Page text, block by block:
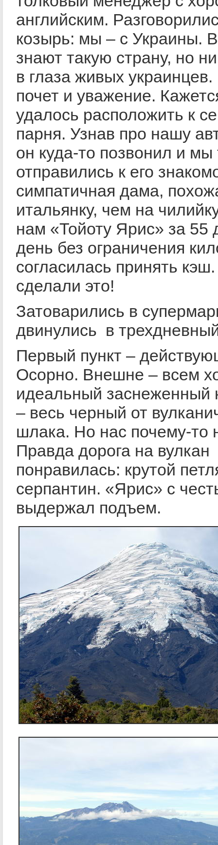
английским.
козырь: мы – с Украины.
знают такую страну, но
в глаза живых
почет и уважение.
удалось расположить к
парня. Узнав про нашу
он куда-то позвонил и мы
отправились к его
симпатичная дама,
итальянку, чем на
нам «Тойоту Ярис» за 55
день без ограничения
согласилась принять
сделали это!
Затоварились в
двинулись в
Первый пункт –
Осорно. Внешне – всем
идеальный заснеженный
– весь черный от
шлака. Но нас почему-то
Правда дорога на вулкан
понравилась: крутой
серпантин. «Ярис» с
выдержал подъем.